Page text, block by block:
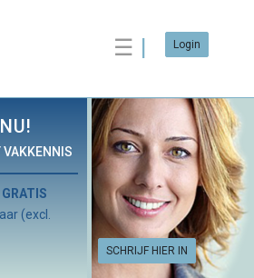
☰ Login
VAKKENNIS
SCHRIJF HIER IN
GRATIS
(excl.